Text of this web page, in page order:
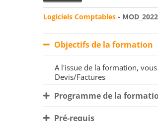
Logiciels Comptables -
Objectifs de la formation
A l'issue de la formation,
Devis/Factures
Programme de la
Pré-requis